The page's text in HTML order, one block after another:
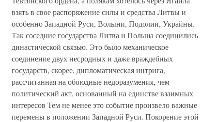
взять в свое распоряжение силы и средства Литвы и
особенно Западной Руси, Волыни, Подолии, Украйны.
Так соседние государства Литва и Польша соединились
династической связью. Это было механическое
соединение двух несродных и даже враждебных
государств, скорее, дипломатическая интрига,
рассчитанная на обоюдные недоразумения, чем
политический акт, основанный на единстве взаимных
интересов Тем не менее это событие произвело важные
перемены в положении Западной Руси. Покорение этой